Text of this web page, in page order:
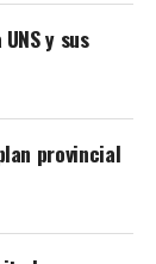
y
en la
demuestre
o
y sus
provincial